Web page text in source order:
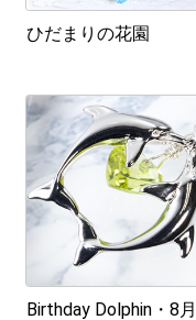
ひだまりの花園
Birthday Dolphin・8月